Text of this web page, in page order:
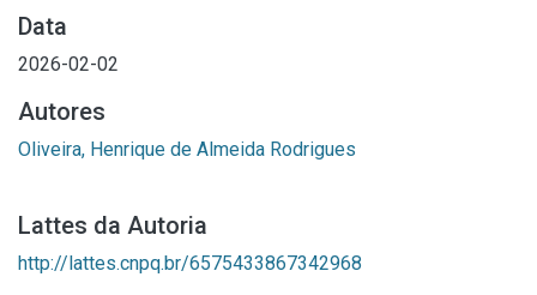
Data
2026-02-02
Autores
Oliveira, Henrique de Almeida Rodrigues
Lattes da Autoria
http://lattes.cnpq.br/6575433867342968